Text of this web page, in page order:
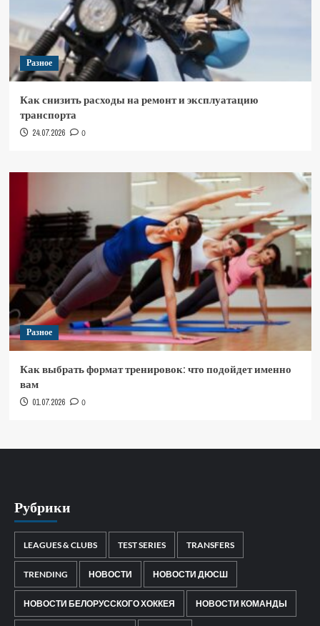
Разное
Как снизить расходы на ремонт и эксплуатацию
транспорта
24.07.2026 0
Разное
Как выбрать формат тренировок: что подойдет именно
вам
01.07.2026 0
Рубрики
LEAGUES & CLUBS TEST SERIES TRANSFERS
TRENDING НОВОСТИ НОВОСТИ ДЮСШ
НОВОСТИ БЕЛОРУССКОГО ХОККЕЯ НОВОСТИ КОМАНДЫ